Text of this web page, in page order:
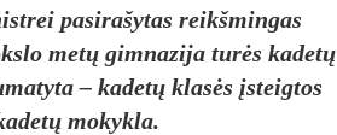
pasirašytas reikšmingas
metų gimnazija turės kadetų
– kadetų klasės įsteigtos
mokykla.